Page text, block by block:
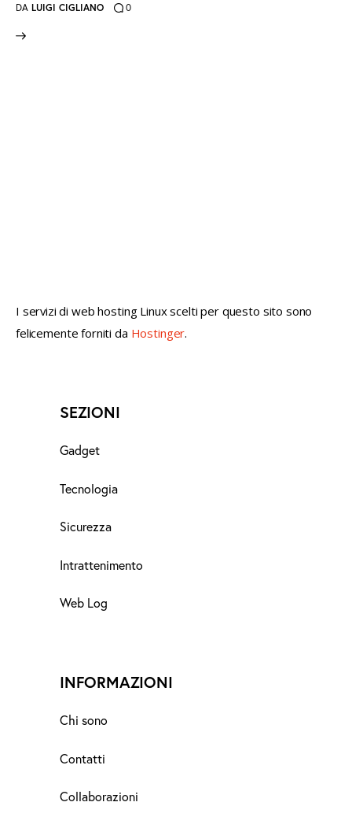
DA LUIGI CIGLIANO 0
I servizi di web hosting Linux scelti per questo sito sono
felicemente forniti da Hostinger.
SEZIONI
Gadget
Tecnologia
Sicurezza
Intrattenimento
Web Log
INFORMAZIONI
Chi sono
Contatti
Collaborazioni